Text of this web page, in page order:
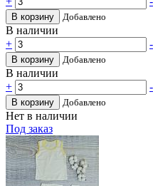
В корзину Добавлено
В наличии
+
-
В корзину Добавлено
В наличии
+
-
В корзину Добавлено
Нет в наличии
Под заказ